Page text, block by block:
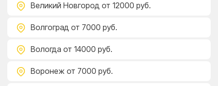
Великий Новгород от 12000 руб.
Волгоград от 7000 руб.
Вологда от 14000 руб.
Воронеж от 7000 руб.